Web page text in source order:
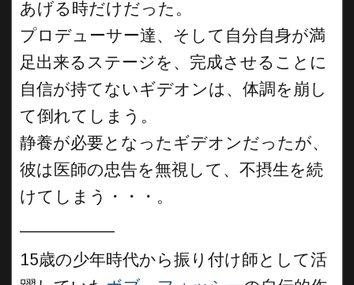
あげる時だけだった。
プロデューサー達、そして自分自身が満
足出来るステージを、完成させることに
自信が持てないギデオンは、体調を崩し
て倒れてしまう。
静養が必要となったギデオンだったが、
彼は医師の忠告を無視して、不摂生を続
けてしまう・・・。
15歳の少年時代から振り付け師として活